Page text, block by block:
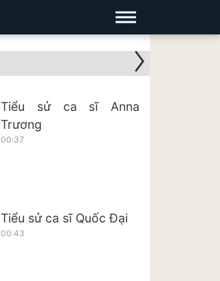
Tiểu sử ca sĩ Anna
Trương
00:37
Tiểu sử ca sĩ Quốc Đại
00:43